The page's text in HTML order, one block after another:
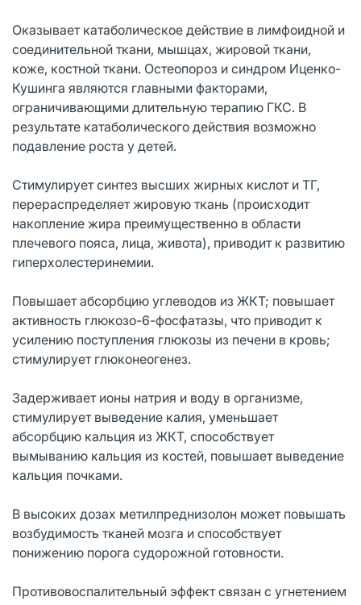
Оказывает катаболическое действие в лимфоидной и
соединительной ткани, мышцах, жировой ткани,
коже, костной ткани. Остеопороз и синдром Иценко-
Кушинга являются главными факторами,
ограничивающими длительную терапию ГКС. В
результате катаболического действия возможно
подавление роста у детей.
Стимулирует синтез высших жирных кислот и ТГ,
перераспределяет жировую ткань (происходит
накопление жира преимущественно в области
плечевого пояса, лица, живота), приводит к развитию
гиперхолестеринемии.
Повышает абсорбцию углеводов из ЖКТ; повышает
активность глюкозо-6-фосфатазы, что приводит к
усилению поступления глюкозы из печени в кровь;
стимулирует глюконеогенез.
Задерживает ионы натрия и воду в организме,
стимулирует выведение калия, уменьшает
абсорбцию кальция из ЖКТ, способствует
вымыванию кальция из костей, повышает выведение
кальция почками.
В высоких дозах метилпреднизолон может повышать
возбудимость тканей мозга и способствует
понижению порога судорожной готовности.
Противовоспалительный эффект связан с угнетением